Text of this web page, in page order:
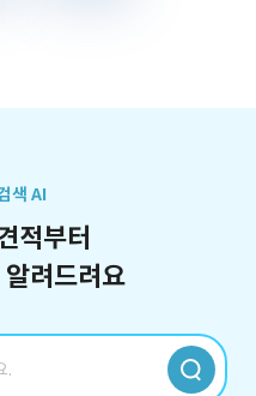
색 AI
적부터
려드려요